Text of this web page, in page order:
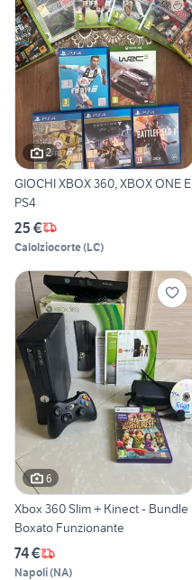
2
GIOCHI XBOX 360, XBOX ONE E
PS4
25 €
Calolziocorte(LC)
6
Xbox 360 Slim + Kinect - Bundle
Boxato Funzionante
74 €
Napoli(NA)